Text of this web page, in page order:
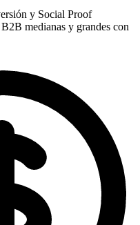
y Social Proof
medianas y grandes con